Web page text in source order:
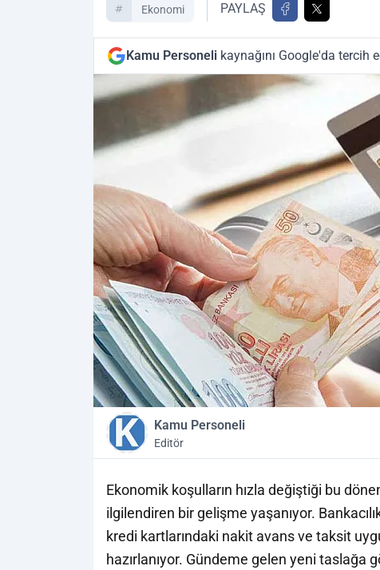
Ekonomi PAYLAŞ
Kamu Personeli kaynağını Google'da tercih
Kamu Personeli
Editör
Ekonomik koşulların hızla değiştiği bu
ilgilendiren bir gelişme yaşanıyor.
kredi kartlarındaki nakit avans ve taksit
hazırlanıyor. Gündeme gelen yeni